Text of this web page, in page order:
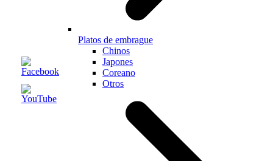
Platos de embrague
Chinos
Japones
Coreano
Otros